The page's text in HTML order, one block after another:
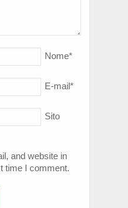
Nome*
E-mail*
Sito
and website in
time I comment.